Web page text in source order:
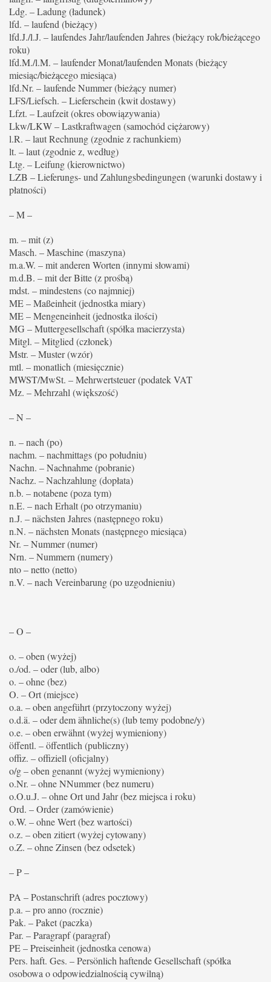
Ldg. – Ladung (ładunek)
lfd. – laufend (bieżący)
lfd.J./l.J. – laufendes Jahr/laufenden Jahres (bieżący rok/bieżącego
roku)
lfd.M./l.M. – laufender Monat/laufenden Monats (bieżący
miesiąc/bieżącego miesiąca)
lfd.Nr. – laufende Nummer (bieżący numer)
LFS/Liefsch. – Lieferschein (kwit dostawy)
Lfzt. – Laufzeit (okres obowiązywania)
Lkw/LKW – Lastkraftwagen (samochód ciężarowy)
l.R. – laut Rechnung (zgodnie z rachunkiem)
lt. – laut (zgodnie z, według)
Ltg. – Leifung (kierownictwo)
LZB – Lieferungs- und Zahlungsbedingungen (warunki dostawy i
płatności)
– M –
m. – mit (z)
Masch. – Maschine (maszyna)
m.a.W. – mit anderen Worten (innymi słowami)
m.d.B. – mit der Bitte (z prośbą)
mdst. – mindestens (co najmniej)
ME – Maßeinheit (jednostka miary)
ME – Mengeneinheit (jednostka ilości)
MG – Muttergesellschaft (spółka macierzysta)
Mitgl. – Mitglied (członek)
Mstr. – Muster (wzór)
mtl. – monatlich (miesięcznie)
MWST/MwSt. – Mehrwertsteuer (podatek VAT
Mz. – Mehrzahl (większość)
– N –
n. – nach (po)
nachm. – nachmittags (po południu)
Nachn. – Nachnahme (pobranie)
Nachz. – Nachzahlung (dopłata)
n.b. – notabene (poza tym)
n.E. – nach Erhalt (po otrzymaniu)
n.J. – nächsten Jahres (następnego roku)
n.N. – nächsten Monats (następnego miesiąca)
Nr. – Nummer (numer)
Nrn. – Nummern (numery)
nto – netto (netto)
n.V. – nach Vereinbarung (po uzgodnieniu)
– O –
o. – oben (wyżej)
o./od. – oder (lub, albo)
o. – ohne (bez)
O. – Ort (miejsce)
o.a. – oben angeführt (przytoczony wyżej)
o.d.ä. – oder dem ähnliche(s) (lub temy podobne/y)
o.e. – oben erwähnt (wyżej wymieniony)
öffentl. – öffentlich (publiczny)
offiz. – offiziell (oficjalny)
o/g – oben genannt (wyżej wymieniony)
o.Nr. – ohne NNummer (bez numeru)
o.O.u.J. – ohne Ort und Jahr (bez miejsca i roku)
Ord. – Order (zamówienie)
o.W. – ohne Wert (bez wartości)
o.z. – oben zitiert (wyżej cytowany)
o.Z. – ohne Zinsen (bez odsetek)
– P –
PA – Postanschrift (adres pocztowy)
p.a. – pro anno (rocznie)
Pak. – Paket (paczka)
Par. – Paragrapf (paragraf)
PE – Preiseinheit (jednostka cenowa)
Pers. haft. Ges. – Persönlich haftende Gesellschaft (spółka
osobowa o odpowiedzialnością cywilną)